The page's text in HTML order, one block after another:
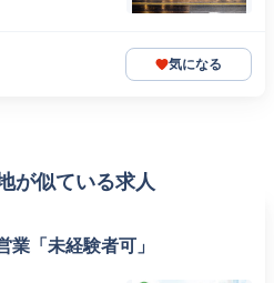
気になる
が似ている求人
業「未経験者可」